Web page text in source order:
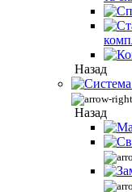
Назад
Назад